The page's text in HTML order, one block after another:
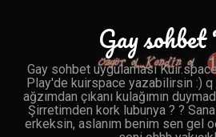
Gay
Gay sohbet uygulaması
Play'de kuirspace yazabilirsin :) q
ağzımdan çıkanı kulağımın
Şirretimden kork lubunya ? ?
erkeksin, aslanım benim sen gel